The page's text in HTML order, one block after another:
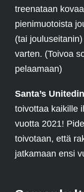
treenataan
pienimuotoista
(tai
varten. (Toivoa
pelaamaan)
Santa’s
toivottaa kaikille
vuotta 2021!
toivotaan, että
jatkamaan ensi